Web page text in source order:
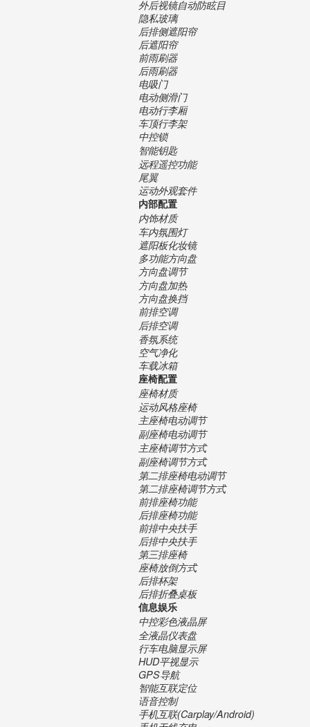
外后视镜自动防眩目
隐私玻璃
后排侧遮阳帘
后遮阳帘
前雨刷器
后雨刷器
电吸门
电动侧滑门
电动行李厢
车顶行李架
中控锁
智能钥匙
远程遥控功能
尾翼
运动外观套件
内部配置
内饰材质
车内氛围灯
遮阳板化妆镜
多功能方向盘
方向盘调节
方向盘加热
方向盘换挡
前排空调
后排空调
香氛系统
空气净化
车载冰箱
座椅配置
座椅材质
运动风格座椅
主座椅电动调节
副座椅电动调节
主座椅调节方式
副座椅调节方式
第二排座椅电动调节
第二排座椅调节方式
前排座椅功能
后排座椅功能
前排中央扶手
后排中央扶手
第三排座椅
座椅放倒方式
后排杯架
后排折叠桌板
信息娱乐
中控彩色液晶屏
全液晶仪表盘
行车电脑显示屏
HUD平视显示
GPS导航
智能互联定位
语音控制
手机互联(Carplay/Android)